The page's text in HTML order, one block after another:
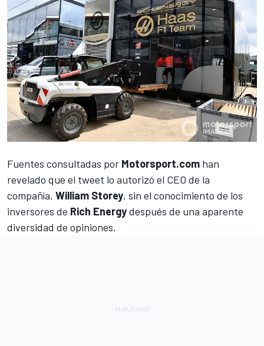
Fuentes consultadas por Motorsport.com han
revelado que el tweet lo autorizó el CEO de la
compañía, William Storey, sin el conocimiento de los
inversores de Rich Energydespués de una aparente
diversidad de opiniones.